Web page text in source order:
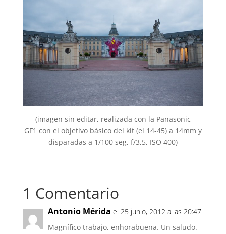
(imagen sin editar, realizada con la Panasonic
GF1 con el objetivo básico del kit (el 14-45) a 14mm y
disparadas a 1/100 seg, f/3,5, ISO 400)
1 Comentario
Antonio Mérida el 25 junio, 2012 a las 20:47
Magnífico trabajo, enhorabuena. Un saludo.